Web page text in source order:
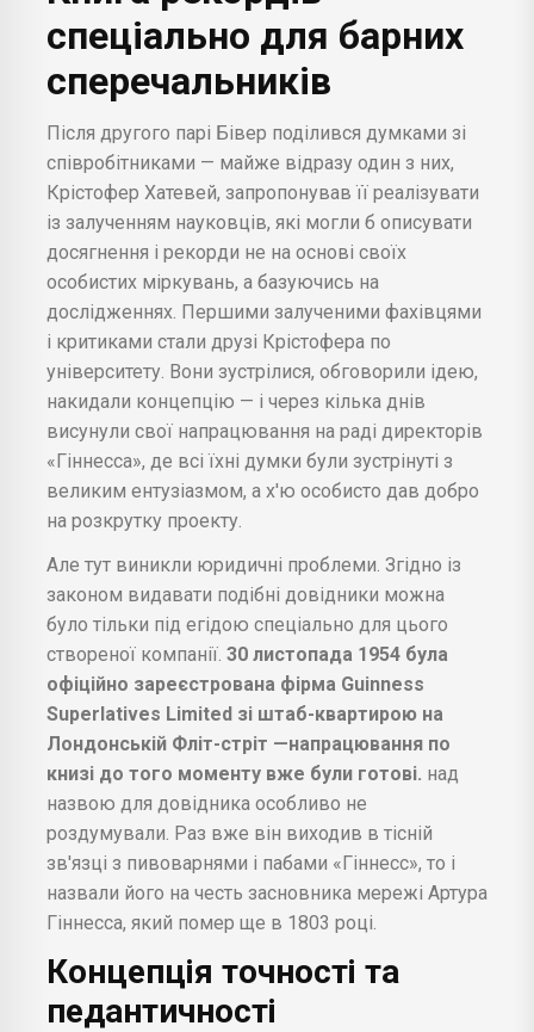
спеціально для барних
сперечальників
Після другого парі Бівер поділився думками зі
співробітниками — майже відразу один з них,
Крістофер Хатевей, запропонував її реалізувати
із залученням науковців, які могли б описувати
досягнення і рекорди не на основі своїх
особистих міркувань, а базуючись на
дослідженнях. Першими залученими фахівцями
і критиками стали друзі Крістофера по
університету. Вони зустрілися, обговорили ідею,
накидали концепцію — і через кілька днів
висунули свої напрацювання на раді директорів
«Гіннесса», де всі їхні думки були зустрінуті з
великим ентузіазмом, а х'ю особисто дав добро
на розкрутку проекту.
Але тут виникли юридичні проблеми. Згідно із
законом видавати подібні довідники можна
було тільки під егідою спеціально для цього
створеної компанії. 30 листопада 1954 була
офіційно зареєстрована фірма Guinness
Superlatives Limited зі штаб-квартирою на
Лондонській Фліт-стріт —напрацювання по
книзі до того моменту вже були готові. над
назвою для довідника особливо не
роздумували. Раз вже він виходив в тісній
зв'язці з пивоварнями і пабами «Гіннесс», то і
назвали його на честь засновника мережі Артура
Гіннесса, який помер ще в 1803 році.
Концепція точності та
педантичності